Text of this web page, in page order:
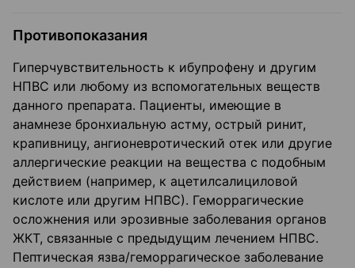
Противопоказания
Гиперчувствительность к ибупрофену и другим
НПВС или любому из вспомогательных веществ
данного препарата. Пациенты, имеющие в
анамнезе бронхиальную астму, острый ринит,
крапивницу, ангионевротический отек или другие
аллергические реакции на вещества с подобным
действием (например, к ацетилсалициловой
кислоте или другим НПВС). Геморрагические
осложнения или эрозивные заболевания органов
ЖКТ, связанные с предыдущим лечением НПВС.
Пептическая язва/геморрагическое заболевание